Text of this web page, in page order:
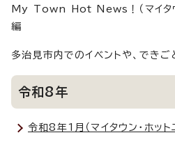
My Town Hot News！（マイタウ
編
多治見市内でのイベントや、できご
令和8年
令和8年1月（マイタウン・ホット